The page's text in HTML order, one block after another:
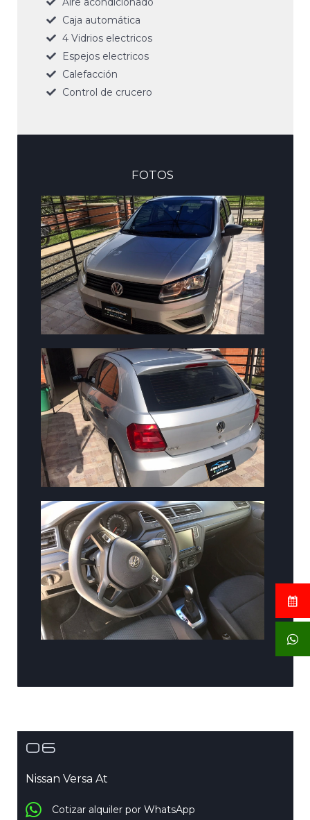
Caja automática
4 Vidrios electricos
Espejos electricos
Calefacción
Control de crucero
FOTOS
06
Nissan Versa At
Cotizar alquiler por WhatsApp